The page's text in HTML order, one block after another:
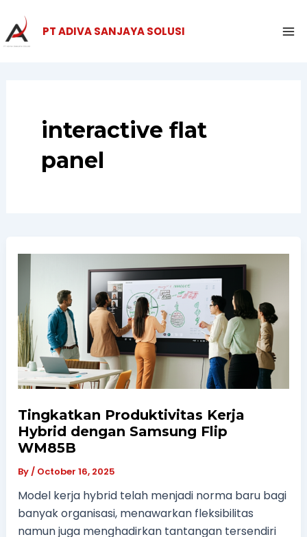
to
content
PT ADIVA SANJAYA SOLUSI
interactive flat
panel
Tingkatkan Produktivitas Kerja
Hybrid dengan Samsung Flip
WM85B
By / October 16, 2025
Model kerja hybrid telah menjadi norma baru bagi
banyak organisasi, menawarkan fleksibilitas
namun juga menghadirkan tantangan tersendiri